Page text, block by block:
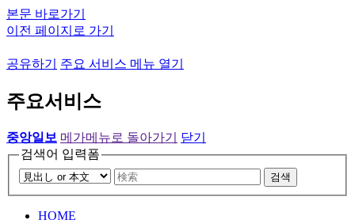
본문 바로가기
이전 페이지로 가기
공유하기 주요 서비스 메뉴 열기
주요서비스
중앙일보 메가메뉴로 돌아가기
닫기
검색어 입력폼
검색
HOME